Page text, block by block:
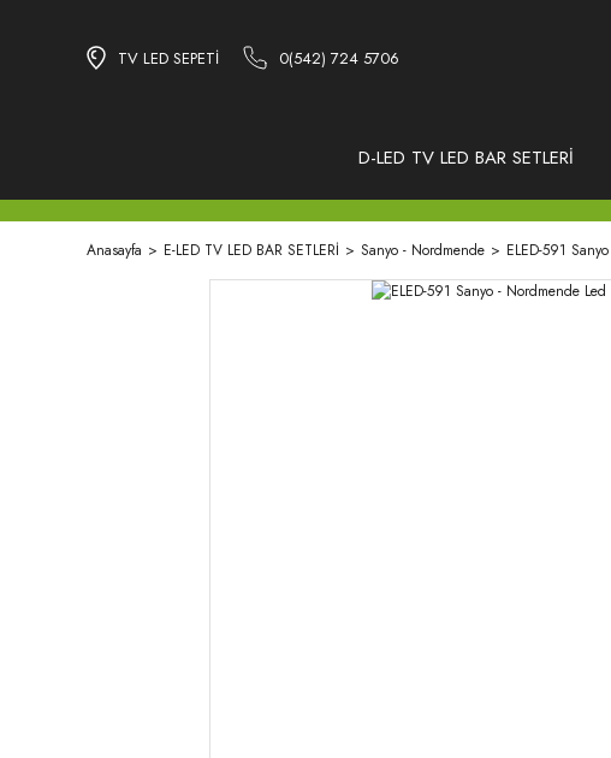
TV LED SEPETİ 0(542) 724 5706
D-LED TV LED BAR SETLERİ
Anasayfa E-LED TV LED BAR SETLERİ Sanyo - Nordmende ELED-591